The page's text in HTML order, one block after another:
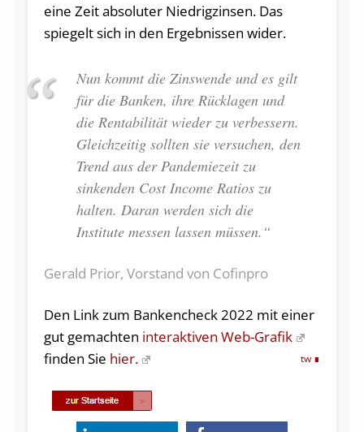
eine Zeit absoluter Niedrigzinsen. Das
spiegelt sich in den Ergebnissen wider.
Nun kommt die Zinswende und es gilt
für die Banken, ihre Rücklagen und
die Rentabilität wieder zu verbessern.
Gleichzeitig sollten sie versuchen, den
Trend aus der Pandemiezeit zu
sinkenden Cost Income Ratios zu
halten. Daran werden sich die
Institute messen lassen müssen.“
Gerald Prior, Vorstand von Cofinpro
Den Link zum Bankencheck 2022 mit einer
gut gemachten interaktiven Web-Grafik
finden Sie hier. tw